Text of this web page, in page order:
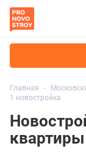
Главная
1 новостройка